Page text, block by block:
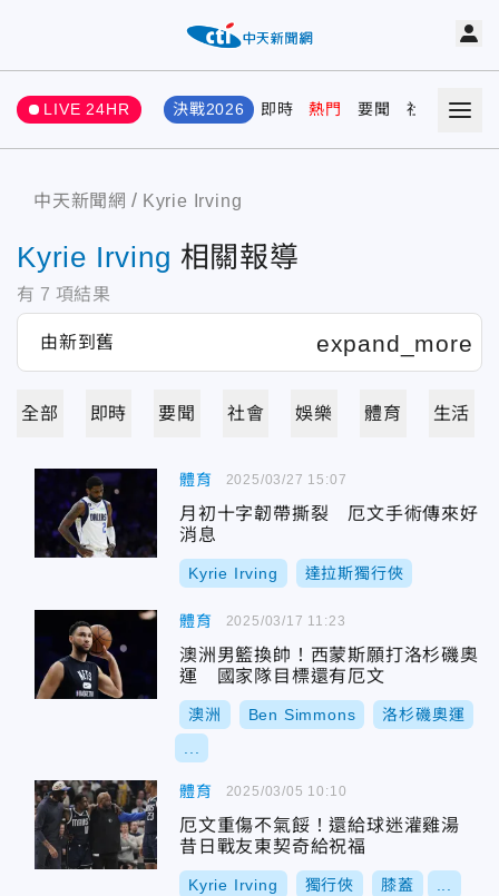
LIVE 24HR 決戰2026 即時 熱門 要聞 社會 娛樂
中天新聞網 Kyrie Irving
Kyrie Irving 相關報導
有 7 項結果
全部 即時 要聞 社會 娛樂 體育 生活
體育
月初十字韌帶撕裂 厄文手術傳來好
消息
Kyrie Irving 達拉斯獨行俠
2025/03/27 15:07
體育
澳洲男籃換帥！西蒙斯願打洛杉磯奧
運 國家隊目標還有厄文
澳洲 Ben Simmons 洛杉磯奧運
2025/03/17 11:23
體育
厄文重傷不氣餒！還給球迷灌雞湯
昔日戰友東契奇給祝福
Kyrie Irving 獨行俠 膝蓋
2025/03/05 10:10